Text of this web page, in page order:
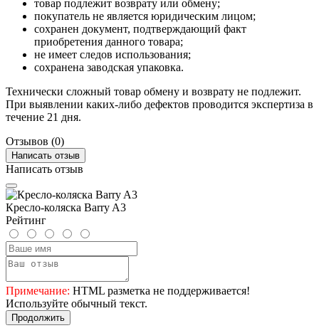
товар подлежит возврату или обмену;
покупатель не является юридическим лицом;
сохранен документ, подтверждающий факт
приобретения данного товара;
не имеет следов использования;
сохранена заводская упаковка.
Технически сложный товар обмену и возврату не подлежит.
При выявлении каких-либо дефектов проводится экспертиза в
течение 21 дня.
Отзывов (0)
Написать отзыв
Написать отзыв
Кресло-коляска Barry A3
Рейтинг
Примечание: HTML разметка не поддерживается!
Используйте обычный текст.
Продолжить